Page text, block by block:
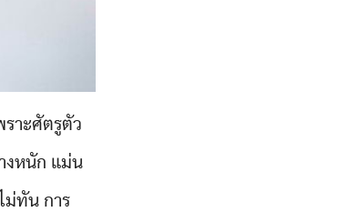
าะศัตรูตัว
งหนัก แม่น
ม่ทัน การ